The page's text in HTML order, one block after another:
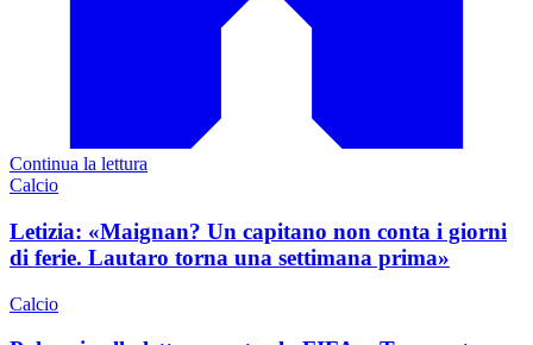
Continua la lettura
Calcio
Letizia: «Maignan? Un capitano non conta i giorni
di ferie. Lautaro torna una settimana prima»
Calcio